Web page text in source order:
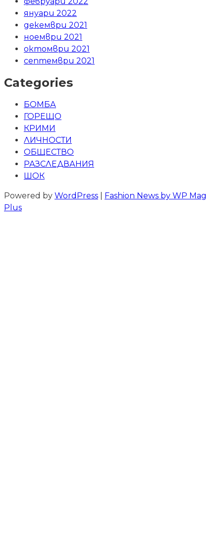
януари 2022
декември 2021
ноември 2021
октомври 2021
септември 2021
Categories
БОМБА
ГОРЕЩО
КРИМИ
ЛИЧНОСТИ
ОБЩЕСТВО
РАЗСЛЕДВАНИЯ
ШОК
Powered by WordPress
Fashion News by WP Mag
Plus